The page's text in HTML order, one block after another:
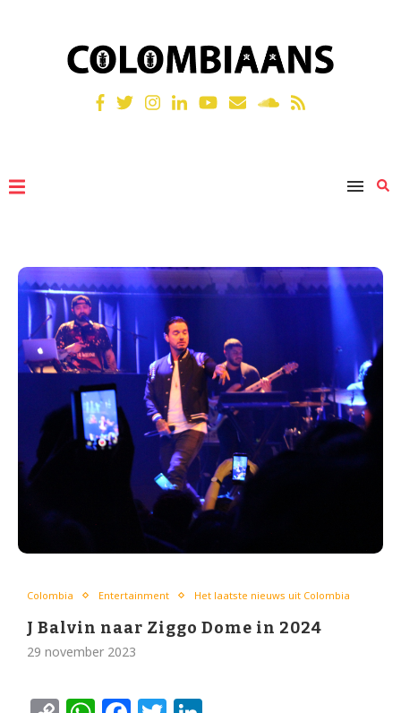
Colombia Entertainment Het laatste nieuws uit Colombia
J Balvin naar Ziggo Dome in 2024
29 november 2023